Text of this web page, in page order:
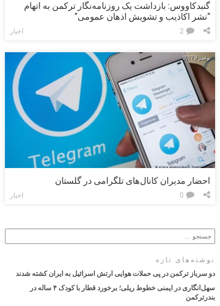
گنبدکاووس: بازداشت یک روزنامه‌نگار ترکمن به اتهام
“نشر اکاذیب و تشویش اذهان عمومی”
اخبار 2
نوامبر 9, 2017
احضار مدیران کانال‌های تلگرامی در گلستان
اخبار 0
نوشته‌های تازه
دو سرباز ترکمن در پی حملات هوایی ارتش اسرائیل به ایران کشته شدند
سهل‌انگاری در ایمنی خطوط ریلی؛ برخورد قطار با کودک ۴ ساله در
بندرترکمن